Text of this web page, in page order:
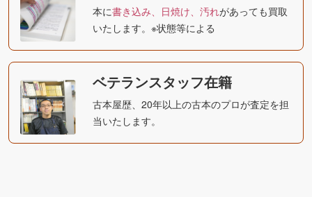
本に書き込み、日焼け、汚れがあっても買取
いたします。※状態等による
ベテランスタッフ在籍
古本屋歴、20年以上の古本のプロが査定を担
当いたします。